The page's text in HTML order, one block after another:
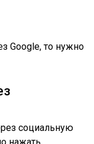
вход через
все равно
Все
в